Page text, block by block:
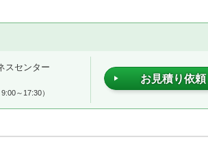
スセンター
～17:30）
お見積り依頼